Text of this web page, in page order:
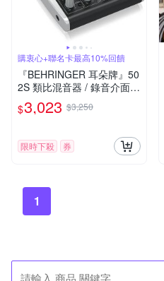
購衷心+聯名卡最高10%回饋
『BEHRINGER 耳朵牌』50
2S 類比混音器 / 錄音介面直
播神器 / 公司貨
$3,023 $3,250
限時下殺 券
1